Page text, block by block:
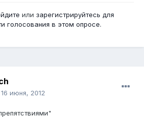
или зарегистрируйтесь для
голосования в этом опросе.
16 июня, 2012